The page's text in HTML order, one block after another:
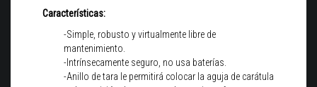
Características:
-Simple, robusto y virtualmente libre de
mantenimiento.
-Intrínsecamente seguro, no usa baterías.
-Anillo de tara le permitirá colocar la aguja de carátula